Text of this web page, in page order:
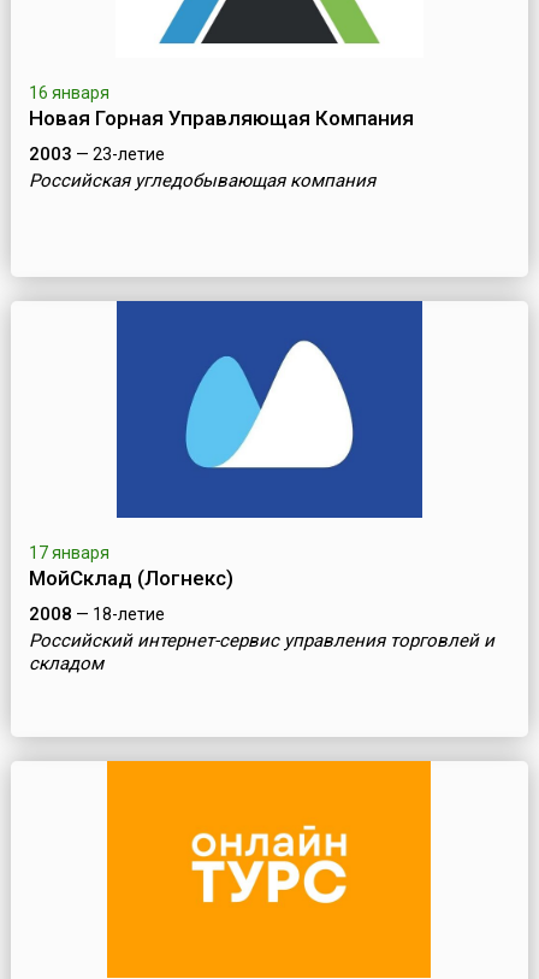
16 января
Новая Горная Управляющая Компания
2003 — 23-летие
Российская угледобывающая компания
17 января
МойСклад (Логнекс)
2008 — 18-летие
Российский интернет-сервис управления торговлей и
складом